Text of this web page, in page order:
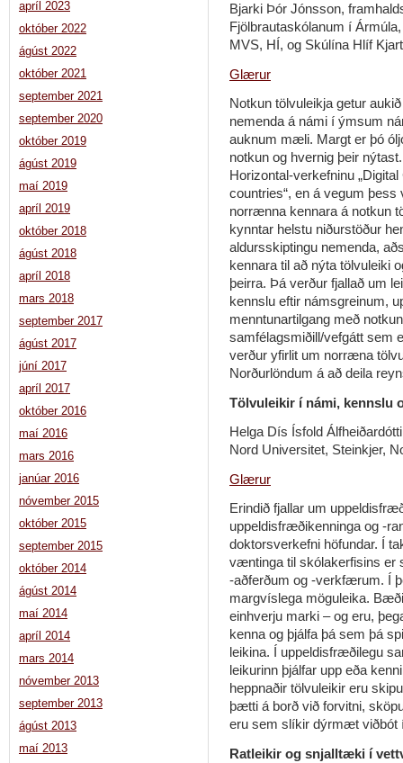
Bjarki Þór Jónsson,
Fjölbrautaskólanum í
MVS, HÍ, og Skúlína Hlíf
Glærur
Notkun tölvuleikja getur
nemenda á námi í ýmsum
auknum mæli. Margt er þó
notkun og hvernig þeir
Horizontal-verkefninu
countries“, en á vegum þess
norrænna kennara á notkun
kynntar helstu niðurstöður
aldursskiptingu nemenda,
kennara til að nýta tölvuleiki
þeirra. Þá verður fjallað um
kennslu eftir námsgreinum,
menntunartilgang með
samfélagsmiðill/vefgátt sem
verður yfirlit um norræna
Norðurlöndum á að deila
Tölvuleikir í námi, kennslu
Helga Dís Ísfold
Nord Universitet, Steinkjer,
Glærur
Erindið fjallar um
uppeldisfræðikenninga og -
doktorsverkefni höfundar. Í
væntinga til skólakerfisins er
-aðferðum og -verkfærum. Í
margvíslega möguleika.
einhverju marki – og eru,
kenna og þjálfa þá sem þá
leikina. Í uppeldisfræðilegu
leikurinn þjálfar upp eða
heppnaðir tölvuleikir eru
þætti á borð við forvitni,
eru sem slíkir dýrmæt viðbót
Ratleikir og snjalltæki í
apríl 2023
október 2022
ágúst 2022
október 2021
september 2021
september 2020
október 2019
ágúst 2019
maí 2019
apríl 2019
október 2018
ágúst 2018
apríl 2018
mars 2018
september 2017
ágúst 2017
júní 2017
apríl 2017
október 2016
maí 2016
mars 2016
janúar 2016
nóvember 2015
október 2015
september 2015
október 2014
ágúst 2014
maí 2014
apríl 2014
mars 2014
nóvember 2013
september 2013
ágúst 2013
maí 2013